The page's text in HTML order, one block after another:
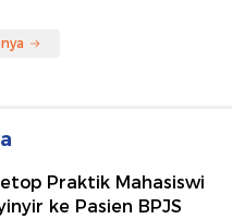
Praktik Mahasiswi
ke Pasien BPJS